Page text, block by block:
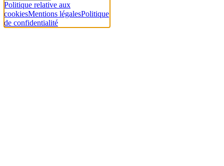
Politique relative aux
cookiesMentions légalesPolitique
de confidentialité